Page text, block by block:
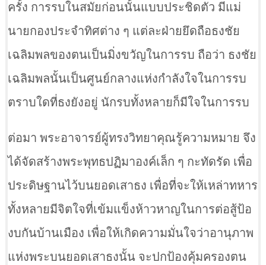
ครั้ง การรบในสมัยก่อนนั้นแบบประชิดตัว มีแม่
นายกองประจำทิศต่าง ๆ แต่ละฝ่ายยึดถือธงชัย
เฉลิมพลของตนเป็นมิ่งขวัญในการรบ ถือว่า ธงชัย
เฉลิมพลนั้นเป็นศูนย์กลางแห่งกำลังใจในการรบ
ตราบใดที่ธงยังอยู่ นักรบทั้งหลายก็มีใจในการรบ
ต่อมา พระอาจารย์ผู้ทรงวิทยาคุณรู้ความหมาย จึง
ได้จัดสร้างพระพุทธปฏิมาองค์เล็ก ๆ กะทัดรัด เพื่อ
ประดิษฐานไว้บนยอดเสาธง เพื่อที่จะให้เหล่าทหาร
ทั้งหลายมีจิตใจที่เข้มแข็งห้าวหาญในการต่อสู้ป้อ
งบกันบ้านเมือง เพื่อให้เกิดความมั่นใจว่าอานุภาพ
แห่งพระบนยอดเสาธงนั้น จะปกป้องคุ้มครองตน